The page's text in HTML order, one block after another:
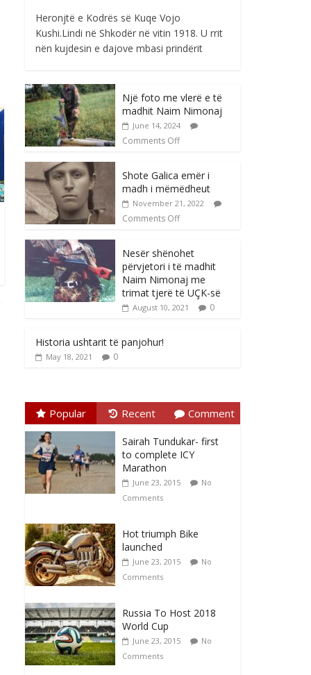
Heronjtë e Kodrës së Kuqe Vojo
Kushi.Lindi në Shkodër në vitin 1918. U rrit
nën kujdesin e dajove mbasi prindërit
Një foto me vlerë e të
madhit Naim Nimonaj
June 14, 2024
Comments Off
Shote Galica emër i
madh i mëmëdheut
November 21, 2022
Comments Off
Nesër shënohet
përvjetori i të madhit
Naim Nimonaj me
trimat tjerë të UÇK-së
August 10, 2021 0
Historia ushtarit të panjohur!
May 18, 2021 0
Popular Recent Comment
Sairah Tundukar- first
to complete ICY
Marathon
June 23, 2015
No
Comments
Hot triumph Bike
launched
June 23, 2015
No
Comments
Russia To Host 2018
World Cup
June 23, 2015
No
Comments